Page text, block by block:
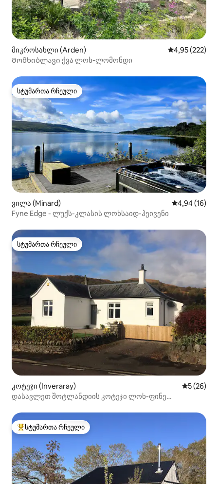
მიკროსახლი (Arden) საშუალო
4,95 (222)
Მომხიბლავი ქვა ლოხ-ლომონდი
სტუმართა რჩეული
სტუმართა რჩეული
ვილა (Minard) საშუალო
4,94 (16)
Fyne Edge - ლუქს-კლასის ლოხსაიდ-ჰეივენი
სტუმართა რჩეული
სტუმართა რჩეული
კოტეჯი (Inveraray) საშუალო
5 (26)
დასავლეთ შოტლანდიის კოტეჯი ლოხ-ფინე
სტუმართა რჩეული მოწინავე ვარიანტი
სტუმართა რჩეული